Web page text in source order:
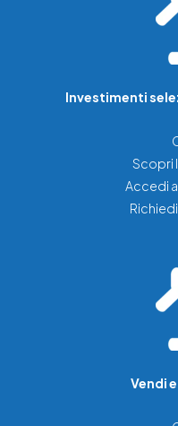
Investimenti
Scopri
Accedi
Vendi